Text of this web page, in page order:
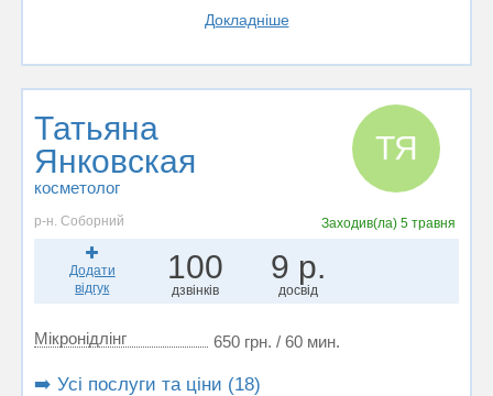
Докладніше
Татьяна
Янковская
косметолог
ТЯ
р-н. Соборний Заходив(ла) 5 травня
Додати
відгук
100
дзвінків
9 р.
досвід
Мікронідлінг 650 грн. / 60 мин.
➡️ Усі послуги та ціни (18)